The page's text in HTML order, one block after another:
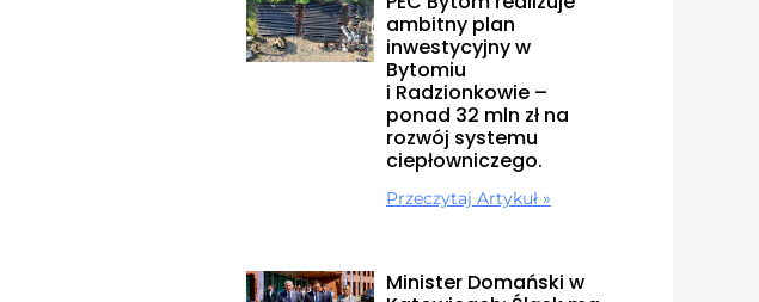
ambitny plan
inwestycyjny w
Bytomiu
i Radzionkowie –
ponad 32 mln zł na
rozwój systemu
ciepłowniczego.
Przeczytaj Artykuł »
Minister Domański w